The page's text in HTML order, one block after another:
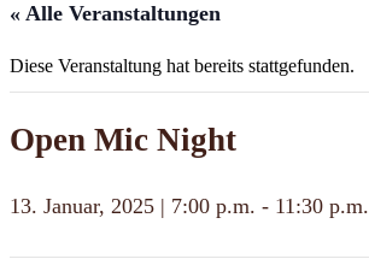
« Alle Veranstaltungen
Diese Veranstaltung hat bereits stattgefunden.
Open Mic Night
13. Januar, 2025 | 7:00 p.m. - 11:30 p.m.